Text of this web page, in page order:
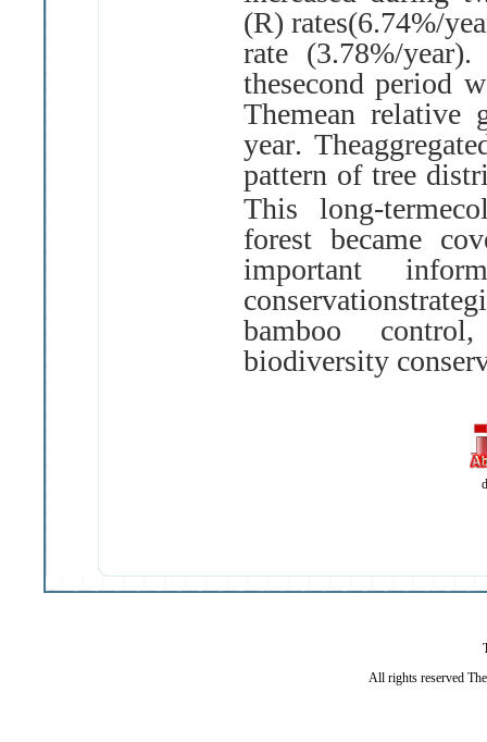
(R)rates(6.74%/
rate (3.78%/year
thesecond period
Themean relative
year.
pattern of tree
This long-
forest became
important
bamboo
biodiversity
All rights reserved